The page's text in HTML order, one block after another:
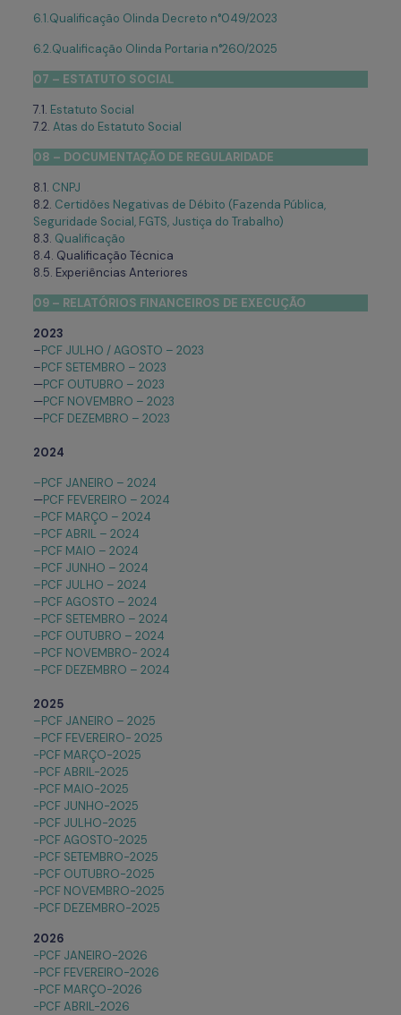
6.1.Qualificação Olinda Decreto n°049/2023
6.2.Qualificação Olinda Portaria n°260/2025
07 – ESTATUTO SOCIAL
7.1. Estatuto Social
7.2. Atas do Estatuto Social
08 – DOCUMENTAÇÃO DE REGULARIDADE
8.1. CNPJ
8.2. Certidões Negativas de Débito (Fazenda Pública,
Seguridade Social, FGTS, Justiça do Trabalho)
8.3. Qualificação
8.4. Qualificação Técnica
8.5. Experiências Anteriores
09 – RELATÓRIOS FINANCEIROS DE EXECUÇÃO
2023
–PCF JULHO / AGOSTO – 2023
–PCF SETEMBRO – 2023
—PCF OUTUBRO – 2023
—PCF NOVEMBRO – 2023
—PCF DEZEMBRO – 2023
2024
–PCF JANEIRO – 2024
—PCF FEVEREIRO – 2024
–PCF MARÇO – 2024
–PCF ABRIL – 2024
–PCF MAIO – 2024
–PCF JUNHO – 2024
–PCF JULHO – 2024
–PCF AGOSTO – 2024
–PCF SETEMBRO – 2024
–PCF OUTUBRO – 2024
–PCF NOVEMBRO- 2024
–PCF DEZEMBRO – 2024
2025
–PCF JANEIRO – 2025
–PCF FEVEREIRO- 2025
-PCF MARÇO-2025
-PCF ABRIL-2025
-PCF MAIO-2025
-PCF JUNHO-2025
-PCF JULHO-2025
-PCF AGOSTO-2025
-PCF SETEMBRO-2025
-PCF OUTUBRO-2025
-PCF NOVEMBRO-2025
-PCF DEZEMBRO-2025
2026
-PCF JANEIRO-2026
-PCF FEVEREIRO-2026
-PCF MARÇO-2026
-PCF ABRIL-2026